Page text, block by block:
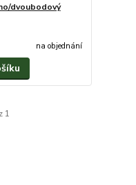
dvoubodový
na objednání
z 1